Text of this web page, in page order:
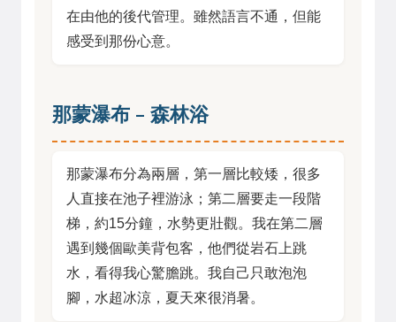
在由他的後代管理。雖然語言不通，但能
感受到那份心意。
那蒙瀑布 – 森林浴
那蒙瀑布分為兩層，第一層比較矮，很多
人直接在池子裡游泳；第二層要走一段階
梯，約15分鐘，水勢更壯觀。我在第二層
遇到幾個歐美背包客，他們從岩石上跳
水，看得我心驚膽跳。我自己只敢泡泡
腳，水超冰涼，夏天來很消暑。